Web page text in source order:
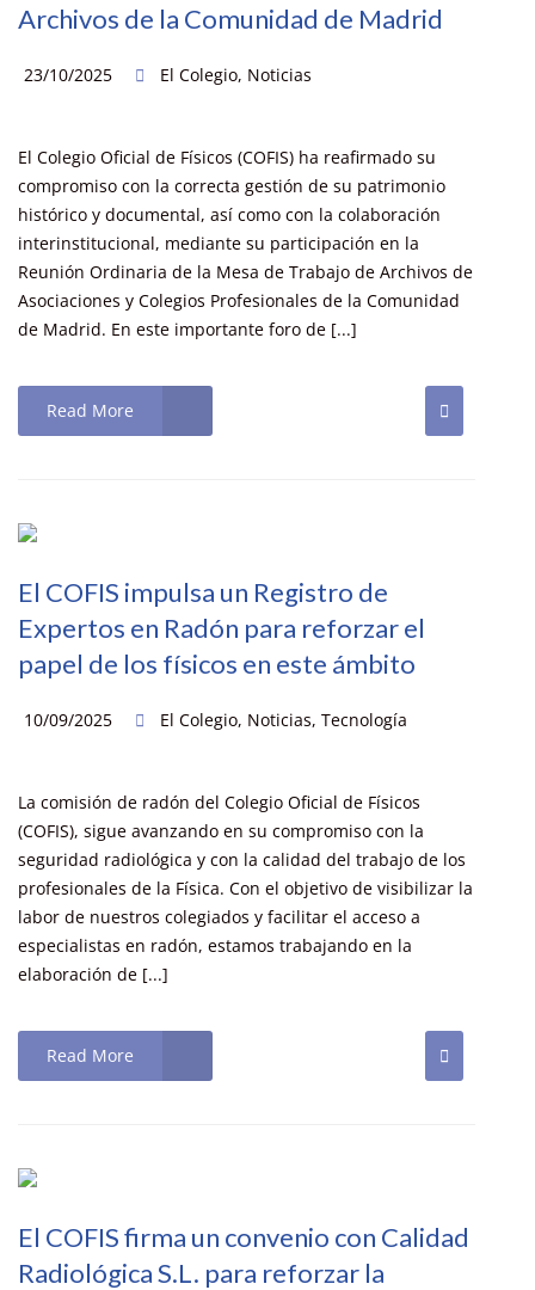
Archivos de la Comunidad de Madrid
23/10/2025 El Colegio, Noticias
El Colegio Oficial de Físicos (COFIS) ha reafirmado su
compromiso con la correcta gestión de su patrimonio
histórico y documental, así como con la colaboración
interinstitucional, mediante su participación en la
Reunión Ordinaria de la Mesa de Trabajo de Archivos de
Asociaciones y Colegios Profesionales de la Comunidad
de Madrid. En este importante foro de [...]
Read More
El COFIS impulsa un Registro de
Expertos en Radón para reforzar el
papel de los físicos en este ámbito
10/09/2025 El Colegio, Noticias, Tecnología
La comisión de radón del Colegio Oficial de Físicos
(COFIS), sigue avanzando en su compromiso con la
seguridad radiológica y con la calidad del trabajo de los
profesionales de la Física. Con el objetivo de visibilizar la
labor de nuestros colegiados y facilitar el acceso a
especialistas en radón, estamos trabajando en la
elaboración de [...]
Read More
El COFIS firma un convenio con Calidad
Radiológica S.L. para reforzar la